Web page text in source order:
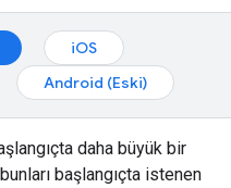
iOS
Android (Eski)
daha büyük bir
başlangıçta istenen